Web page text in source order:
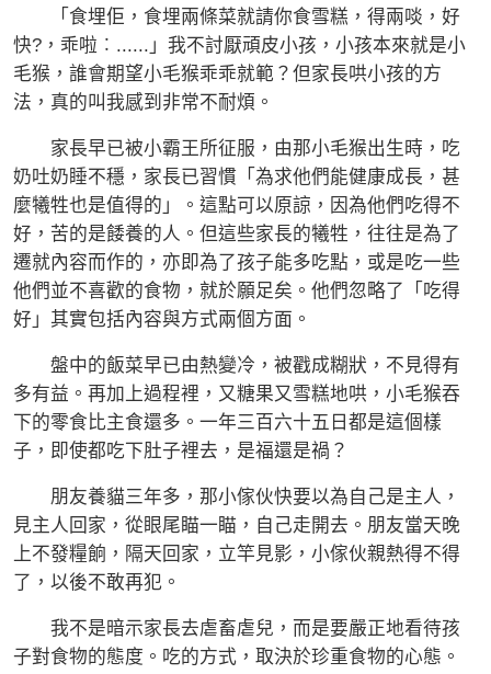
「食埋佢，食埋兩條菜就請你食雪糕，得兩啖，好
快?，乖啦︰......」我不討厭頑皮小孩，小孩本來就是小
毛猴，誰會期望小毛猴乖乖就範？但家長哄小孩的方
法，真的叫我感到非常不耐煩。
家長早已被小霸王所征服，由那小毛猴出生時，吃
奶吐奶睡不穩，家長已習慣「為求他們能健康成長，甚
麼犧牲也是值得的」。這點可以原諒，因為他們吃得不
好，苦的是餧養的人。但這些家長的犧牲，往往是為了
遷就內容而作的，亦即為了孩子能多吃點，或是吃一些
他們並不喜歡的食物，就於願足矣。他們忽略了「吃得
好」其實包括內容與方式兩個方面。
盤中的飯菜早已由熱變冷，被戳成糊狀，不見得有
多有益。再加上過程裡，又糖果又雪糕地哄，小毛猴吞
下的零食比主食還多。一年三百六十五日都是這個樣
子，即使都吃下肚子裡去，是福還是禍？
朋友養貓三年多，那小傢伙快要以為自己是主人，
見主人回家，從眼尾瞄一瞄，自己走開去。朋友當天晚
上不發糧餉，隔天回家，立竿見影，小傢伙親熱得不得
了，以後不敢再犯。
我不是暗示家長去虐畜虐兒，而是要嚴正地看待孩
子對食物的態度。吃的方式，取決於珍重食物的心態。